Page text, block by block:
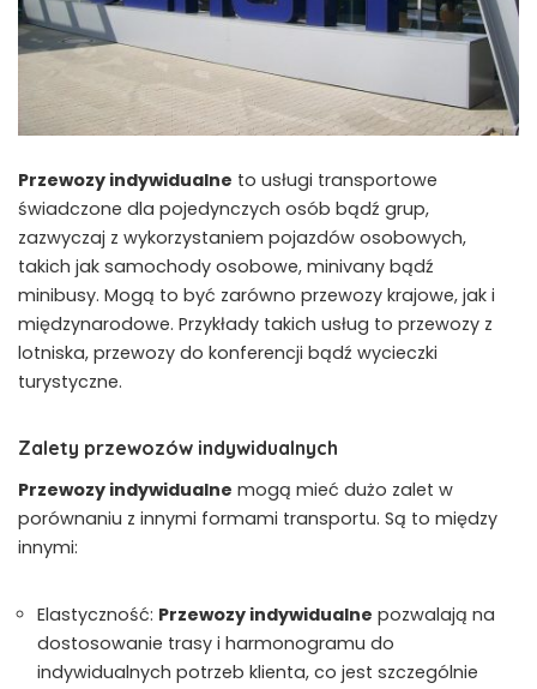
Przewozy indywidualne to usługi transportowe
świadczone dla pojedynczych osób bądź grup,
zazwyczaj z wykorzystaniem pojazdów osobowych,
takich jak samochody osobowe, minivany bądź
minibusy. Mogą to być zarówno przewozy krajowe, jak i
międzynarodowe. Przykłady takich usług to przewozy z
lotniska, przewozy do konferencji bądź wycieczki
turystyczne.
Zalety przewozów indywidualnych
Przewozy indywidualne mogą mieć dużo zalet w
porównaniu z innymi formami transportu. Są to między
innymi:
Elastyczność: Przewozy indywidualne pozwalają na
dostosowanie trasy i harmonogramu do
indywidualnych potrzeb klienta, co jest szczególnie